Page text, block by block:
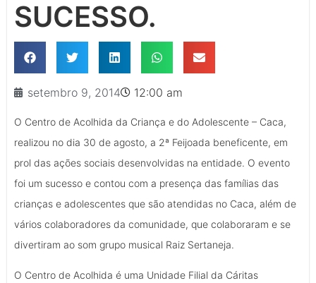
SUCESSO.
setembro 9, 2014 12:00 am
O Centro de Acolhida da Criança e do Adolescente – Caca,
realizou no dia 30 de agosto, a 2ª Feijoada beneficente, em
prol das ações sociais desenvolvidas na entidade. O evento
foi um sucesso e contou com a presença das famílias das
crianças e adolescentes que são atendidas no Caca, além de
vários colaboradores da comunidade, que colaboraram e se
divertiram ao som grupo musical Raiz Sertaneja.
O Centro de Acolhida é uma Unidade Filial da Cáritas